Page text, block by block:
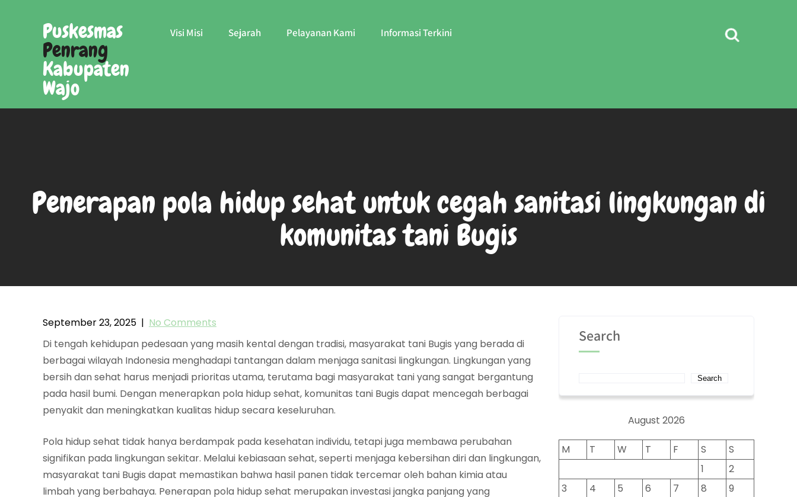
Puskesmas
Penrang
Kabupaten
Wajo
Visi Misi Sejarah Pelayanan Kami Informasi Terkini
Penerapan pola hidup sehat untuk cegah sanitasi lingkungan di
komunitas tani Bugis
September 23, 2025 | No Comments
Di tengah kehidupan pedesaan yang masih kental dengan tradisi, masyarakat tani Bugis yang berada di
berbagai wilayah Indonesia menghadapi tantangan dalam menjaga sanitasi lingkungan. Lingkungan yang
bersih dan sehat harus menjadi prioritas utama, terutama bagi masyarakat tani yang sangat bergantung
pada hasil bumi. Dengan menerapkan pola hidup sehat, komunitas tani Bugis dapat mencegah berbagai
penyakit dan meningkatkan kualitas hidup secara keseluruhan.
Pola hidup sehat tidak hanya berdampak pada kesehatan individu, tetapi juga membawa perubahan
signifikan pada lingkungan sekitar. Melalui kebiasaan sehat, seperti menjaga kebersihan diri dan lingkungan,
masyarakat tani Bugis dapat memastikan bahwa hasil panen tidak tercemar oleh bahan kimia atau
limbah yang berbahaya. Penerapan pola hidup sehat merupakan investasi jangka panjang yang
Search
Search
August 2026
M T W T F S
S
1
2
3
4 5 6 7 8
9